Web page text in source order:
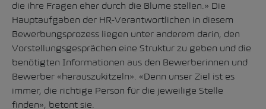
die ihre Fragen eher durch die Blume stellen.» Die
Hauptaufgaben der HR-Verantwortlichen in diesem
Bewerbungsprozess liegen unter anderem darin, den
Vorstellungsgesprächen eine Struktur zu geben und die
benötigten Informationen aus den Bewerberinnen und
Bewerber «herauszukitzeln». «Denn unser Ziel ist es
immer, die richtige Person für die jeweilige Stelle
finden», betont sie.